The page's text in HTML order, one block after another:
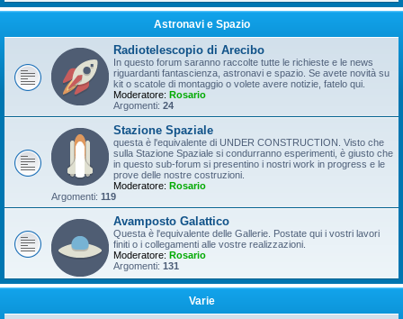
Astronavi e Spazio
Radiotelescopio di Arecibo
In questo forum saranno raccolte tutte le richieste e le news
riguardanti fantascienza, astronavi e spazio. Se avete novità su
kit o scatole di montaggio o volete avere notizie, fatelo qui.
Moderatore: Rosario
Argomenti: 24
Stazione Spaziale
questa è l'equivalente di UNDER CONSTRUCTION. Visto che
sulla Stazione Spaziale si condurranno esperimenti, è giusto che
in questo sub-forum si presentino i nostri work in progress e le
prove delle nostre costruzioni.
Moderatore: Rosario
Argomenti: 119
Avamposto Galattico
Questa è l'equivalente delle Gallerie. Postate qui i vostri lavori
finiti o i collegamenti alle vostre realizzazioni.
Moderatore: Rosario
Argomenti: 131
Varie